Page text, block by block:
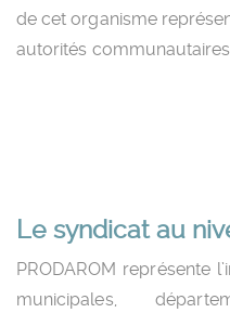
de cet organisme
autorités
Le syndicat au
PRODAROM représente
municipales,